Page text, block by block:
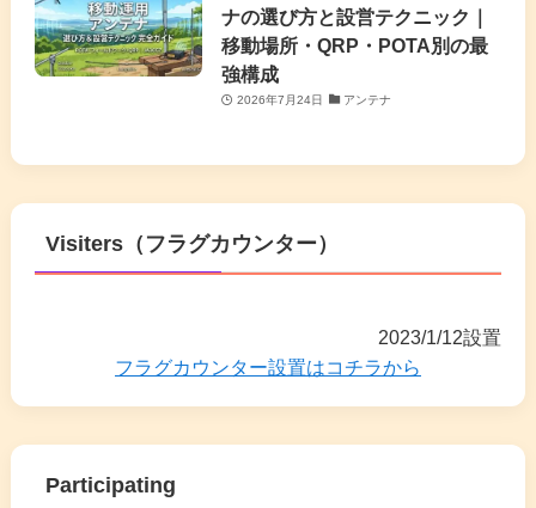
ナの選び方と設営テクニック｜
移動場所・QRP・POTA別の最
強構成
2026年7月24日 アンテナ
Visiters（フラグカウンター）
2023/1/12設置
フラグカウンター設置はコチラから
Participating